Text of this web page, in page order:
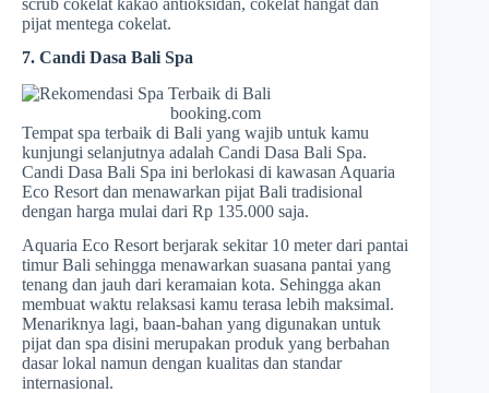
scrub cokelat kakao antioksidan, cokelat hangat dan
pijat mentega cokelat.
7. Candi Dasa Bali Spa
booking.com
Tempat spa terbaik di Bali yang wajib untuk kamu
kunjungi selanjutnya adalah Candi Dasa Bali Spa.
Candi Dasa Bali Spa ini berlokasi di kawasan Aquaria
Eco Resort dan menawarkan pijat Bali tradisional
dengan harga mulai dari Rp 135.000 saja.
Aquaria Eco Resort berjarak sekitar 10 meter dari pantai
timur Bali sehingga menawarkan suasana pantai yang
tenang dan jauh dari keramaian kota. Sehingga akan
membuat waktu relaksasi kamu terasa lebih maksimal.
Menariknya lagi, baan-bahan yang digunakan untuk
pijat dan spa disini merupakan produk yang berbahan
dasar lokal namun dengan kualitas dan standar
internasional.